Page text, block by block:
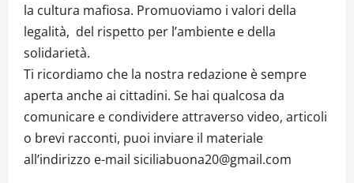
la cultura mafiosa. Promuoviamo i valori della
legalità, del rispetto per l’ambiente e della
solidarietà.
Ti ricordiamo che la nostra redazione è sempre
aperta anche ai cittadini. Se hai qualcosa da
comunicare e condividere attraverso video, articoli
o brevi racconti, puoi inviare il materiale
all’indirizzo e-mail siciliabuona20@gmail.com